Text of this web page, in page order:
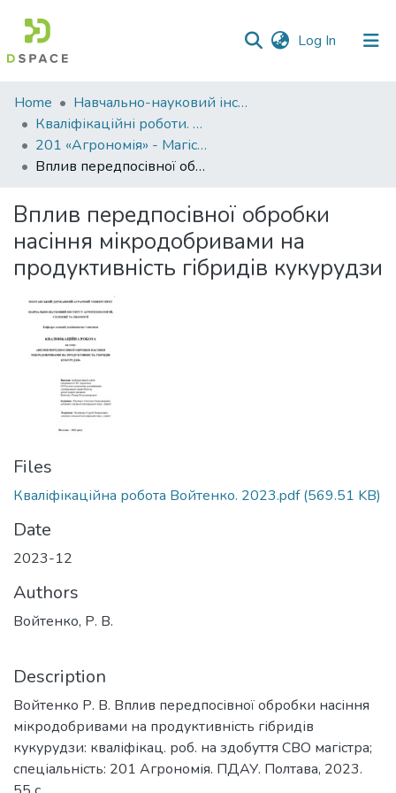
Log In (current)
Communities
&
Collections
All of DSpace
Statistics
Home
Навчально-науковий інститут агротехнологій, селекції та екології
Кваліфікаційні роботи. ННІ агротехнологій, селекції та екології
201 «Агрономія» - Магістри 2023-2024
Вплив передпосівної обробки насіння мікродобривами на продуктивність гібридів кукурудзи
Вплив передпосівної обробки
насіння мікродобривами на
продуктивність гібридів кукурудзи
Files
Кваліфікаційна робота Войтенко. 2023.pdf(569.51 KB)
Date
2023-12
Authors
Войтенко, Р. В.
Description
Войтенко Р. В. Вплив передпосівної обробки насіння
мікродобривами на продуктивність гібридів
кукурудзи: кваліфікац. роб. на здобуття СВО магістра;
спеціальність: 201 Агрономія. ПДАУ. Полтава, 2023.